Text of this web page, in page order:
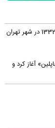
محمدرضا هنرمند، کارگردان و نویسنده تلویزیون و سینما، سال 1332 در شهر تهران
هنری «چاپلین» آغاز کرد و